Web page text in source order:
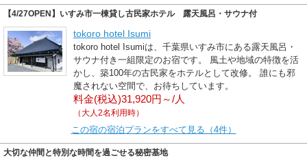
【4/27OPEN】いすみ市一棟貸し古民家ホテル 露天風呂・サウナ付
tokoro hotel Isumi
tokoro hotel Isumiは、千葉県いすみ市にある露天風呂・
サウナ付き一組限定のお宿です。 風土や地域の特徴を活
かし、築100年の古民家をホテルとして改修。 誰にも邪
魔されない空間で、お待ちしています。
料金(税込)31,920円～/人
（大人2名利用時）
この宿の宿泊プランをすべて見る（4件）
大切な仲間と特別な時間を過ごせる秘密基地